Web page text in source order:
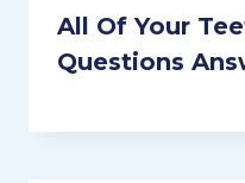
All Of Your
Questions